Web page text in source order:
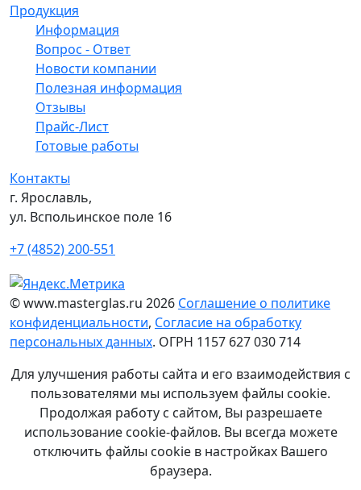
Продукция
Информация
Вопрос - Ответ
Новости компании
Полезная информация
Отзывы
Прайс-Лист
Готовые работы
Контакты
г. Ярославль,
ул. Вспольинское поле 16
+7 (4852) 200-551
© www.masterglas.ru 2026 Соглашение о политике
конфиденциальности, Согласие на обработку
персональных данных. ОГРН 1157 627 030 714
Для улучшения работы сайта и его взаимодействия с
пользователями мы используем файлы cookie.
Продолжая работу с сайтом, Вы разрешаете
использование cookie-файлов. Вы всегда можете
отключить файлы cookie в настройках Вашего
браузера.